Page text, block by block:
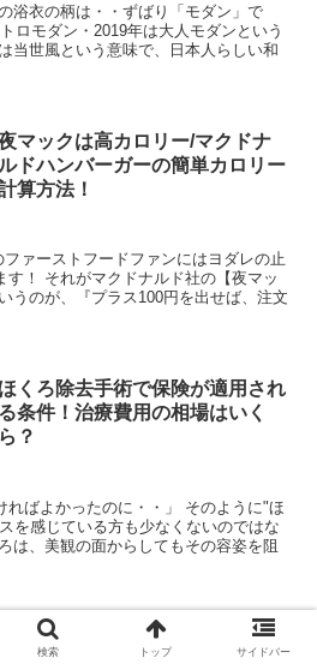
浴衣の柄は・・ずばり「モダン」で
ロモダン・2019年は大人モダンという
当世風という意味で、日本人らしい和
マックは高カロリー/マクドナ
ルドハンバーガーの簡単カロリー
算方法！
ァーストフードファンにはヨダレの止
す！ それがマクドナルド社の【夜マッ
うのが、『プラス100円を出せば、注文
ほくろ除去手術で保険が適用され
る条件！治療費用の相場はいく
ら？
ればよかったのに・・」 そのように"ほ
を感じている方も少なくないのではな
は、美観の面からしてもその容姿を阻
浴衣に似合う正しいかばん選び＆
巾着・かごバックの持ち方の基
検索 トップ サイドバー